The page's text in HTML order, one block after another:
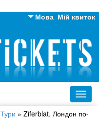
Мій квиток
Мова
Англійська
Російська
Українська
Тури » Ziferblat. Лондон по-